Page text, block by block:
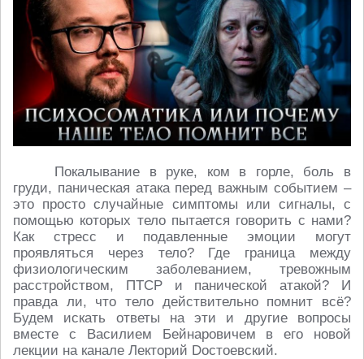
Покалывание в руке, ком в горле, боль в
груди, паническая атака перед важным событием –
это просто случайные симптомы или сигналы, с
помощью которых тело пытается говорить с нами?
Как стресс и подавленные эмоции могут
проявляться через тело? Где граница между
физиологическим заболеванием, тревожным
расстройством, ПТСР и панической атакой? И
правда ли, что тело действительно помнит всё?
Будем искать ответы на эти и другие вопросы
вместе с Василием Бейнаровичем в его новой
лекции на канале Лекторий Dостоевский.